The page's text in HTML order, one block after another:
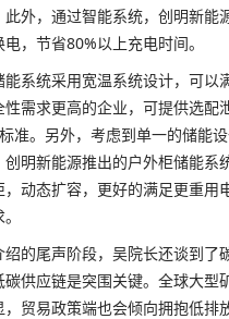
此外，通过智能系统，创明新能
，节省80%以上充电时间。
能系统采用宽温系统设计，可以
性需求更高的企业，可提供选配
准。另外，考虑到单一的储能
明新能源推出的户外柜储能系
，动态扩容，更好的满足更重用
绍的尾声阶段，吴院长还谈到了
碳供应链是突围关键。全球大型
，贸易政策端也会倾向拥抱低排